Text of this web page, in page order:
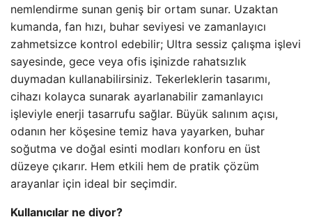
nemlendirme sunan geniş bir ortam sunar. Uzaktan
kumanda, fan hızı, buhar seviyesi ve zamanlayıcı
zahmetsizce kontrol edebilir; Ultra sessiz çalışma işlevi
sayesinde, gece veya ofis işinizde rahatsızlık
duymadan kullanabilirsiniz. Tekerleklerin tasarımı,
cihazı kolayca sunarak ayarlanabilir zamanlayıcı
işleviyle enerji tasarrufu sağlar. Büyük salınım açısı,
odanın her köşesine temiz hava yayarken, buhar
soğutma ve doğal esinti modları konforu en üst
düzeye çıkarır. Hem etkili hem de pratik çözüm
arayanlar için ideal bir seçimdir.
Kullanıcılar ne diyor?